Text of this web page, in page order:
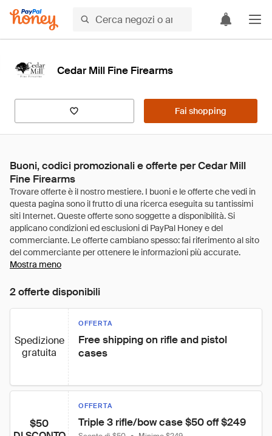
Cedar Mill Fine Firearms
Fai shopping
Buoni, codici promozionali e offerte per Cedar Mill
Fine Firearms
Mostra meno
2 offerte disponibili
Spedizione
gratuita
OFFERTA
Free shipping on rifle and pistol
cases
$50
OFFERTA
Triple 3 rifle/bow case $50 off $249